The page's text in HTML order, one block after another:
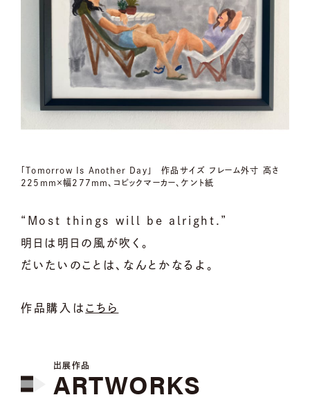
「Tomorrow Is Another Day」 作品サイズ フレーム外寸 高さ
225mm×幅277mm、コピックマーカー、ケント紙
“Most things will be alright.”
明⽇は明⽇の⾵が吹く。
だいたいのことは、なんとかなるよ。
作品購入は こちら
出展作品
ARTWORKS